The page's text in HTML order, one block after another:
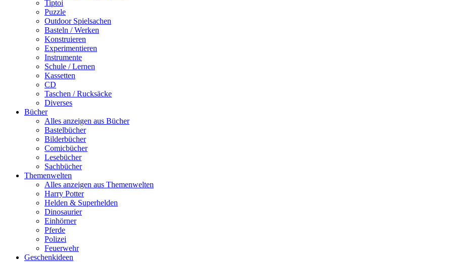
Tiptoi
Puzzle
Outdoor Spielsachen
Basteln / Werken
Konstruieren
Experimentieren
Instrumente
Schule / Lernen
Kassetten
CD
Taschen / Rucksäcke
Diverses
Bücher
Alles anzeigen aus Bücher
Bastelbücher
Bilderbücher
Comicbücher
Lesebücher
Sachbücher
Themenwelten
Alles anzeigen aus Themenwelten
Harry Potter
Helden & Superhelden
Dinosaurier
Einhörner
Pferde
Polizei
Feuerwehr
Geschenkideen